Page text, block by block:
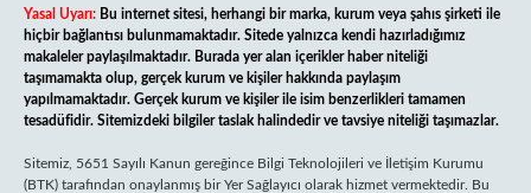
Yasal Uyarı: Bu internet sitesi, herhangi bir marka, kurum veya şahıs şirketi ile
hiçbir bağlantısı bulunmamaktadır. Sitede yalnızca kendi hazırladığımız
makaleler paylaşılmaktadır. Burada yer alan içerikler haber niteliği
taşımamakta olup, gerçek kurum ve kişiler hakkında paylaşım
yapılmamaktadır. Gerçek kurum ve kişiler ile isim benzerlikleri tamamen
tesadüfidir. Sitemizdeki bilgiler taslak halindedir ve tavsiye niteliği taşımazlar.
Sitemiz, 5651 Sayılı Kanun gereğince Bilgi Teknolojileri ve İletişim Kurumu
(BTK) tarafından onaylanmış bir Yer Sağlayıcı olarak hizmet vermektedir. Bu